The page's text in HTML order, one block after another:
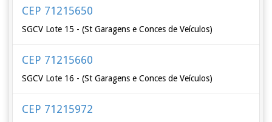
CEP 71215650
SGCV Lote 15 - (St Garagens e Conces de Veículos)
CEP 71215660
SGCV Lote 16 - (St Garagens e Conces de Veículos)
CEP 71215972